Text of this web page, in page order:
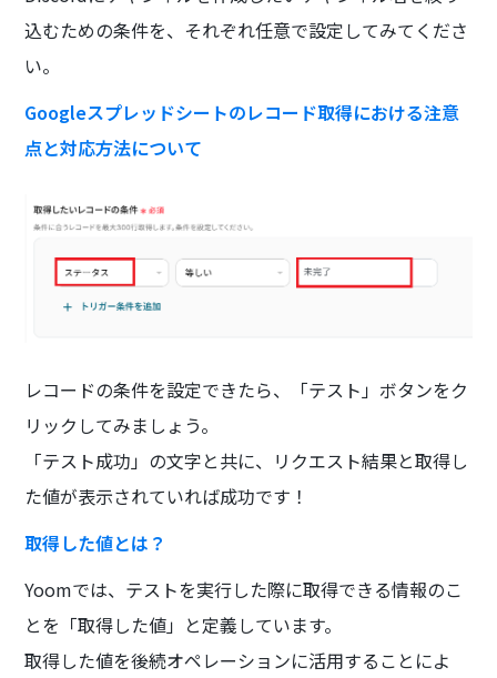
込むための条件を、それぞれ任意で設定してみてくださ
い。
Googleスプレッドシートのレコード取得における注意
点と対応方法について
レコードの条件を設定できたら、「テスト」ボタンをク
リックしてみましょう。
「テスト成功」の文字と共に、リクエスト結果と取得し
た値が表示されていれば成功です！
取得した値とは？
Yoomでは、テストを実行した際に取得できる情報のこ
とを「取得した値」と定義しています。
取得した値を後続オペレーションに活用することによ